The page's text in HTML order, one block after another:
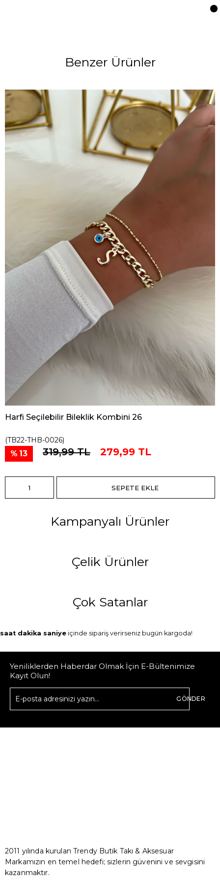
Benzer Ürünler
Harfi Seçilebilir Bileklik Kombini 26
(TB22-THB-0026)
13 319,99 TL 279,99 TL
Kampanyalı Ürünler
Çelik Ürünler
Çok Satanlar
saat dakika saniye içinde sipariş verirseniz bugün kargoda!
Yeniliklerden Haberdar Olmak İçin E-Bültenimize
Kayıt Olun!
GÖNDER
2011 yılında kurulan Trendy Butik Takı & Aksesuar
Markamızın en temel hedefi; sizlerin güvenini ve sevgisini
kazanmaktır.